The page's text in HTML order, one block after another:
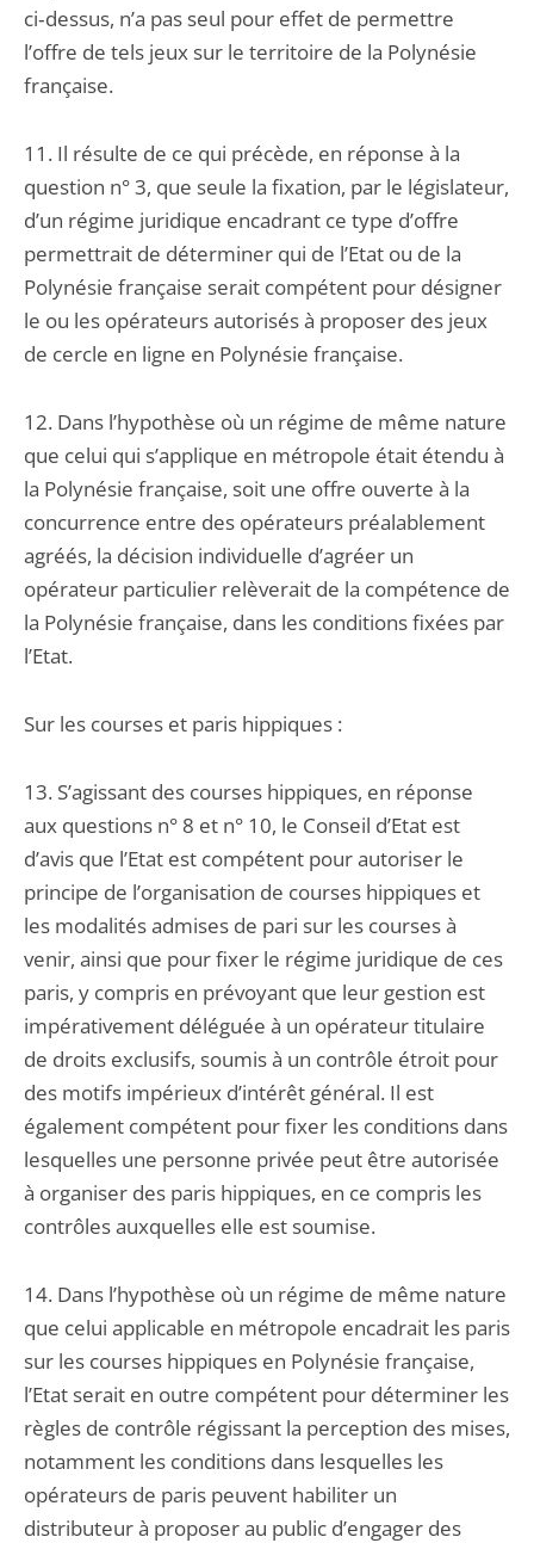
ci‑dessus, n’a pas seul pour effet de permettre
l’offre de tels jeux sur le territoire de la Polynésie
française.
11. Il résulte de ce qui précède, en réponse à la
question n° 3, que seule la fixation, par le législateur,
d’un régime juridique encadrant ce type d’offre
permettrait de déterminer qui de l’Etat ou de la
Polynésie française serait compétent pour désigner
le ou les opérateurs autorisés à proposer des jeux
de cercle en ligne en Polynésie française.
12. Dans l’hypothèse où un régime de même nature
que celui qui s’applique en métropole était étendu à
la Polynésie française, soit une offre ouverte à la
concurrence entre des opérateurs préalablement
agréés, la décision individuelle d’agréer un
opérateur particulier relèverait de la compétence de
la Polynésie française, dans les conditions fixées par
l’Etat.
Sur les courses et paris hippiques :
13. S’agissant des courses hippiques, en réponse
aux questions n° 8 et n° 10, le Conseil d’Etat est
d’avis que l’Etat est compétent pour autoriser le
principe de l’organisation de courses hippiques et
les modalités admises de pari sur les courses à
venir, ainsi que pour fixer le régime juridique de ces
paris, y compris en prévoyant que leur gestion est
impérativement déléguée à un opérateur titulaire
de droits exclusifs, soumis à un contrôle étroit pour
des motifs impérieux d’intérêt général. Il est
également compétent pour fixer les conditions dans
lesquelles une personne privée peut être autorisée
à organiser des paris hippiques, en ce compris les
contrôles auxquelles elle est soumise.
14. Dans l’hypothèse où un régime de même nature
que celui applicable en métropole encadrait les paris
sur les courses hippiques en Polynésie française,
l’Etat serait en outre compétent pour déterminer les
règles de contrôle régissant la perception des mises,
notamment les conditions dans lesquelles les
opérateurs de paris peuvent habiliter un
distributeur à proposer au public d’engager des